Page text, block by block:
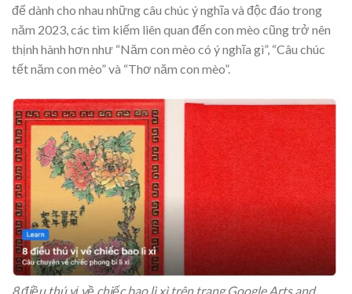
để dành cho nhau những câu chúc ý nghĩa và độc đáo trong
năm 2023, các tìm kiếm liên quan đến con mèo cũng trở nên
thịnh hành hơn như “Năm con mèo có ý nghĩa gì”, “Câu chúc
tết năm con mèo” và “Thơ năm con mèo”.
8 điều thú vị về chiếc bao lì xì trên trang Google Arts and